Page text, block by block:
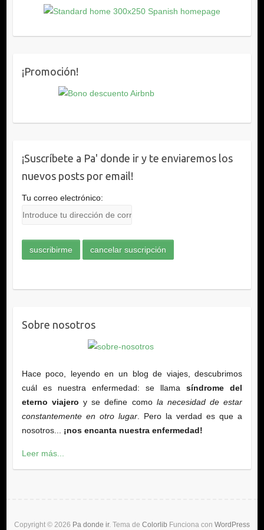
¡Promoción!
¡Suscríbete a Pa' donde ir y te enviaremos los
nuevos posts por email!
Tu correo electrónico:
Sobre nosotros
Hace poco, leyendo en un blog de viajes, descubrimos
cuál es nuestra enfermedad: se llamasíndrome del
eterno viajero y se define como la necesidad de estar
constantemente en otro lugar. Pero la verdad es que a
nosotros... ¡nos encanta nuestra enfermedad!
Leer más...
Copyright © 2026 Pa donde ir. Tema de Colorlib Funciona con WordPress